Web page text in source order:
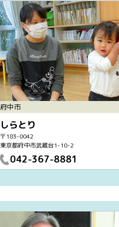
府中市
しらとり
〒183-0042
東京都府中市武蔵台1-10-2
042-367-8881